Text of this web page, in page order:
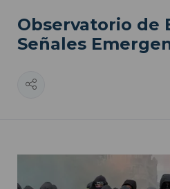
Observatorio de
Señales